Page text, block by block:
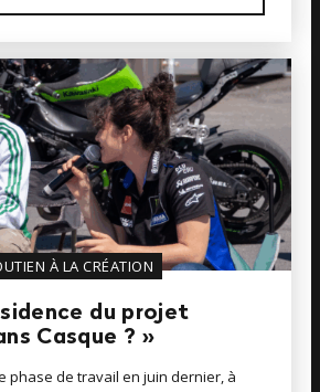
À LA CRÉATION
du projet
Casque ? »
phase de travail en juin dernier, à